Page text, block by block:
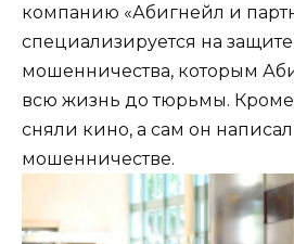
компанию «Абигнейл и
специализируется на
мошенничества, которым
всю жизнь до тюрьмы. Кроме
сняли кино, а сам он
мошенничестве.